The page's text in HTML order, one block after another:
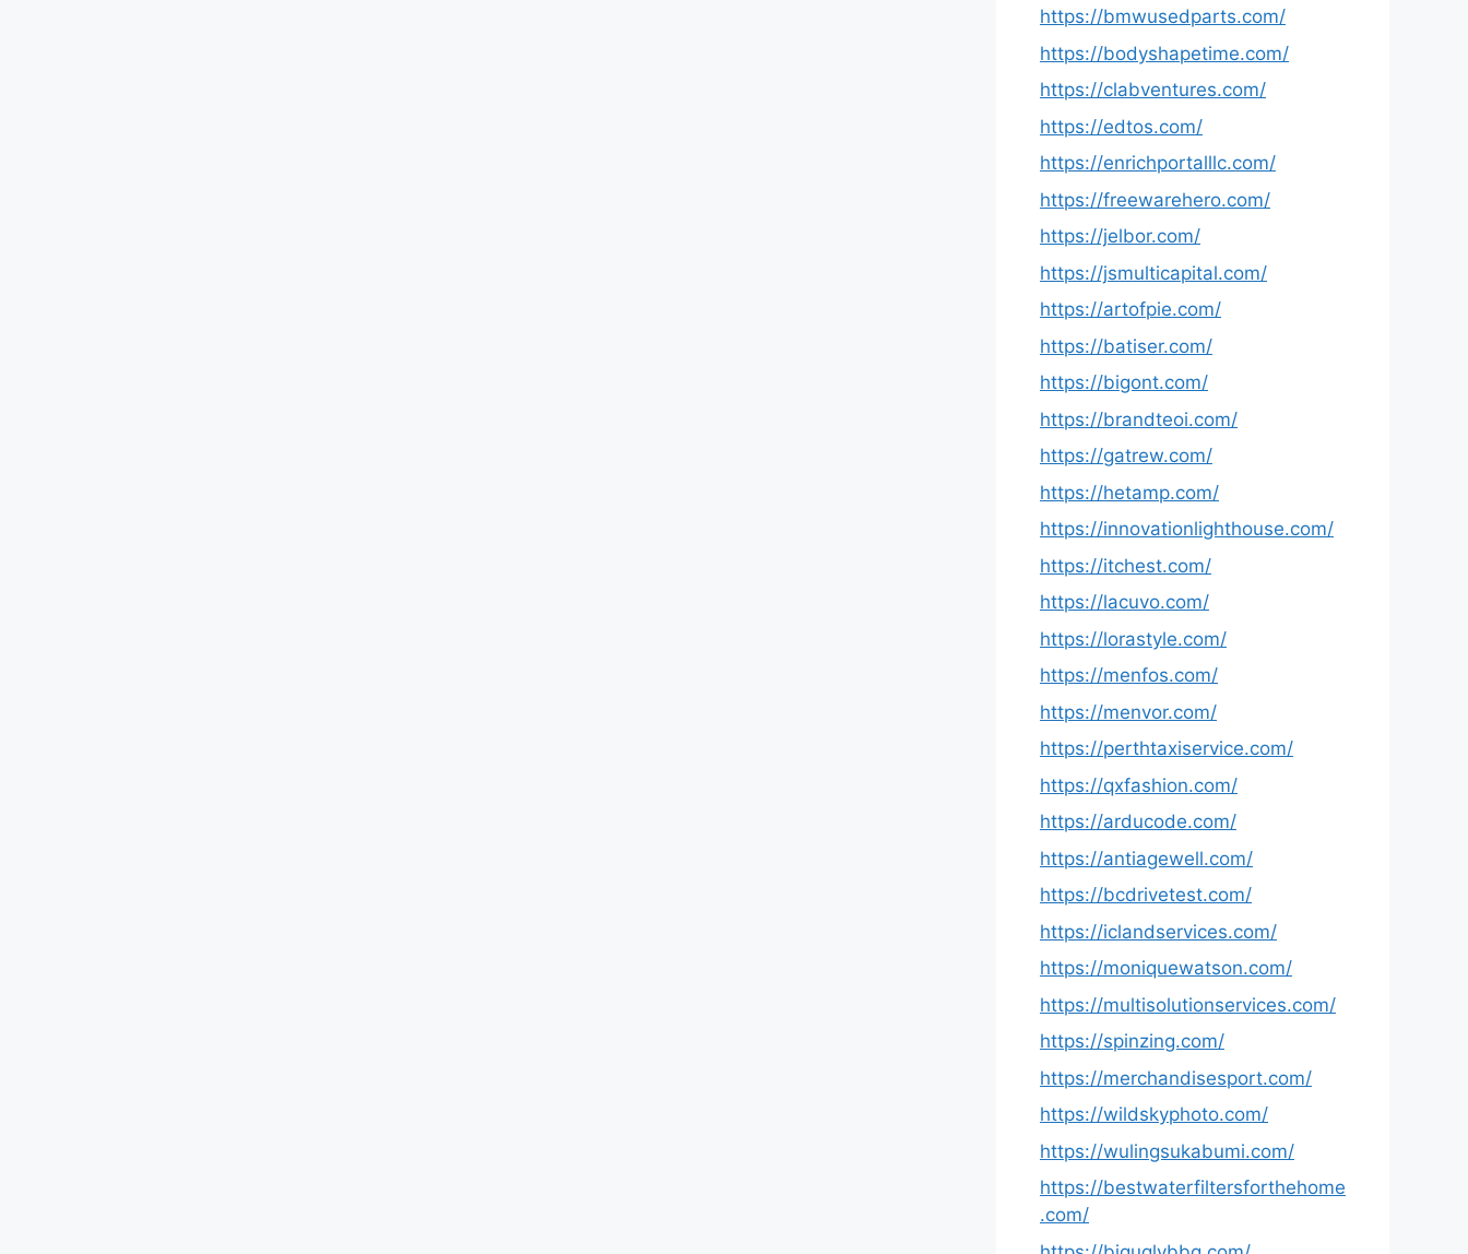
https://bmwusedparts.com/
https://bodyshapetime.com/
https://clabventures.com/
https://edtos.com/
https://enrichportalllc.com/
https://freewarehero.com/
https://jelbor.com/
https://jsmulticapital.com/
https://artofpie.com/
https://batiser.com/
https://bigont.com/
https://brandteoi.com/
https://gatrew.com/
https://hetamp.com/
https://innovationlighthouse.com/
https://itchest.com/
https://lacuvo.com/
https://lorastyle.com/
https://menfos.com/
https://menvor.com/
https://perthtaxiservice.com/
https://qxfashion.com/
https://arducode.com/
https://antiagewell.com/
https://bcdrivetest.com/
https://iclandservices.com/
https://moniquewatson.com/
https://multisolutionservices.com/
https://spinzing.com/
https://merchandisesport.com/
https://wildskyphoto.com/
https://wulingsukabumi.com/
https://bestwaterfiltersforthehome
.com/